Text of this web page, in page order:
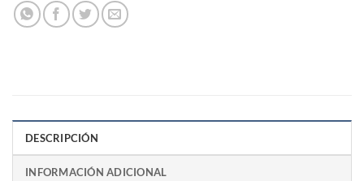
DESCRIPCIÓN
INFORMACIÓN ADICIONAL